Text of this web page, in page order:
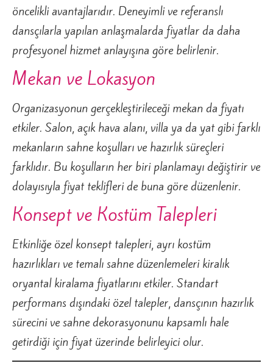
öncelikli avantajlarıdır. Deneyimli ve referanslı
dansçılarla yapılan anlaşmalarda fiyatlar da daha
profesyonel hizmet anlayışına göre belirlenir.
Mekan ve Lokasyon
Organizasyonun gerçekleştirileceği mekan da fiyatı
etkiler. Salon, açık hava alanı, villa ya da yat gibi farklı
mekanların sahne koşulları ve hazırlık süreçleri
farklıdır. Bu koşulların her biri planlamayı değiştirir ve
dolayısıyla fiyat teklifleri de buna göre düzenlenir.
Konsept ve Kostüm Talepleri
Etkinliğe özel konsept talepleri, ayrı kostüm
hazırlıkları ve temalı sahne düzenlemeleri kiralık
oryantal kiralama fiyatlarını etkiler. Standart
performans dışındaki özel talepler, dansçının hazırlık
sürecini ve sahne dekorasyonunu kapsamlı hale
getirdiği için fiyat üzerinde belirleyici olur.